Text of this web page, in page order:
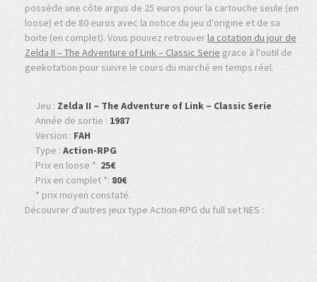
possède une côte argus de 25 euros pour la cartouche seule (en
loose) et de 80 euros avec la notice du jeu d'origine et de sa
boite (en complet). Vous pouvez retrouverla cotation du jour de
Zelda II – The Adventure of Link – Classic Serie grace à l'outil de
geekotation pour suivre le cours du marché en temps réel.
Jeu : Zelda II – The Adventure of Link – Classic Serie
Année de sortie : 1987
Version : FAH
Type : Action-RPG
Prix en loose *: 25€
Prix en complet *: 80€
* prix moyen constaté.
Découvrer d'autres jeux type Action-RPG du full set NES :